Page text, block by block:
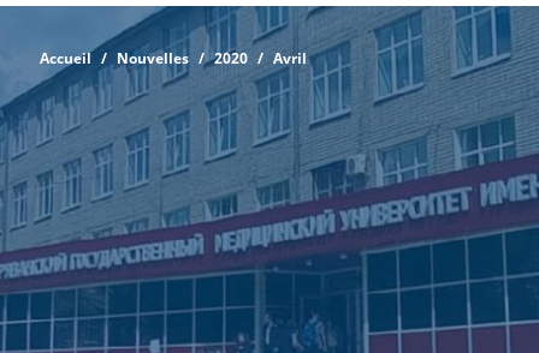
Accueil Nouvelles 2020 Avril